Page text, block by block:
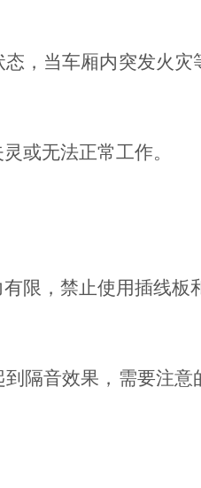
，当车厢内突发火
或无法正常工作。
限，禁止使用插线板
隔音效果，需要注